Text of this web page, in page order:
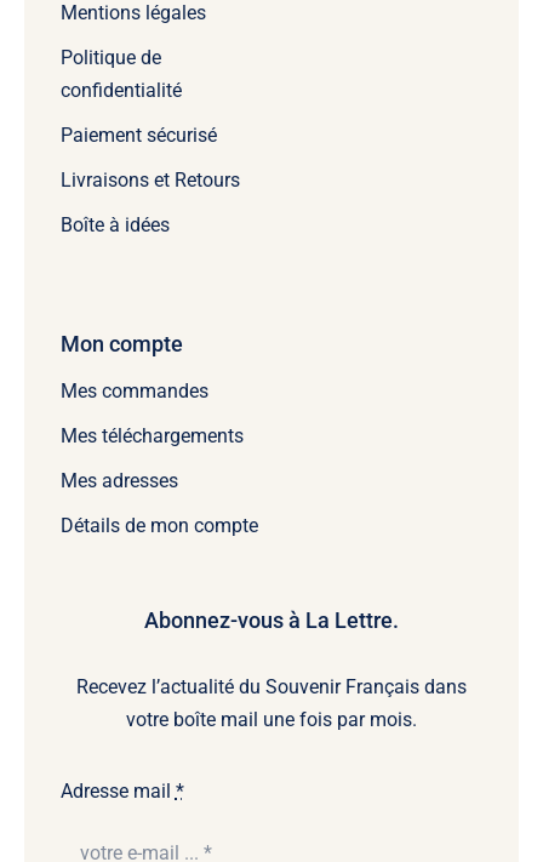
Mentions légales
Politique de
confidentialité
Paiement sécurisé
Livraisons et Retours
Boîte à idées
Mon compte
Mes commandes
Mes téléchargements
Mes adresses
Détails de mon compte
Abonnez-vous à La Lettre.
Recevez l’actualité du Souvenir Français dans
votre boîte mail une fois par mois.
Adresse mail *